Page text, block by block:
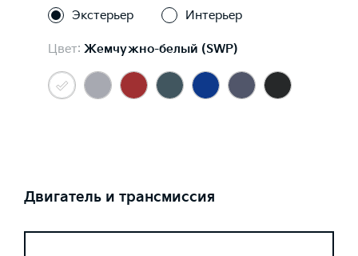
Экстерьер Интерьер
Цвет: Жемчужно-белый (SWP)
Двигатель и трансмиссия